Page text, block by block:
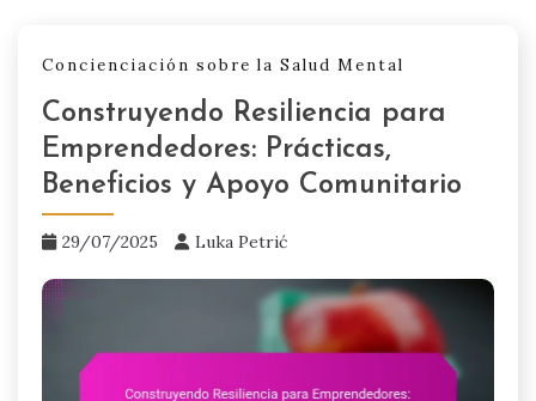
Concienciación sobre la Salud Mental
Construyendo Resiliencia para
Emprendedores: Prácticas,
Beneficios y Apoyo Comunitario
29/07/2025 Luka Petrić